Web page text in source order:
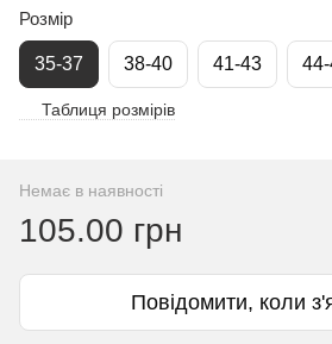
Розмір
35-37 38-40 41-43
Таблиця розмірів
Немає в наявності
105.00 грн
Повідомити, коли